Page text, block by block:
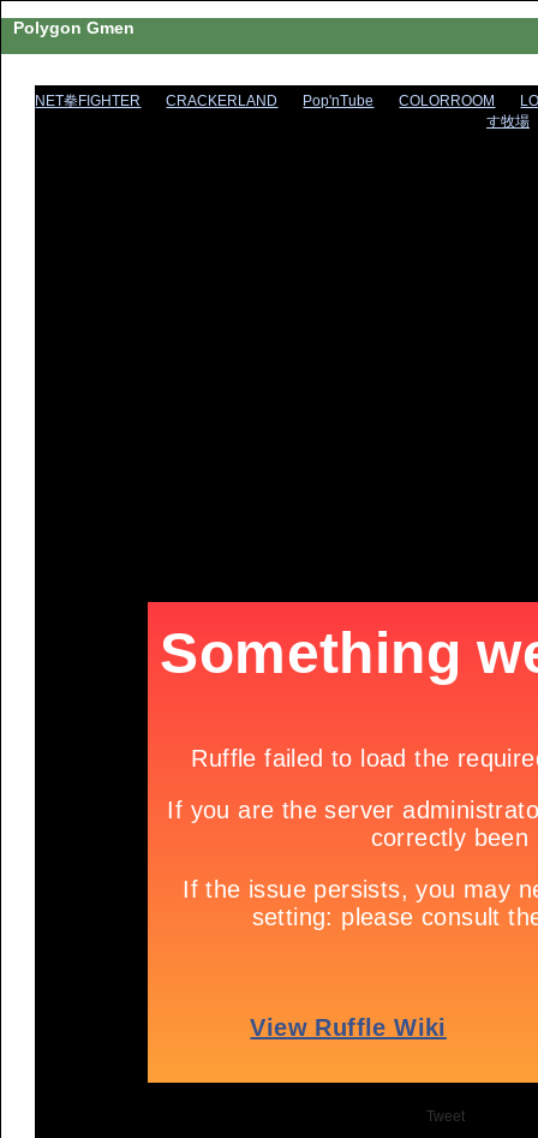
Polygon Gmen
NET拳FIGHTER CRACKERLAND Pop'nTube COLORROOM
す牧場
Tweet